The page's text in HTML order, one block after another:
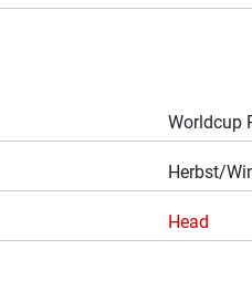
Worldcup
Herbst/
Head